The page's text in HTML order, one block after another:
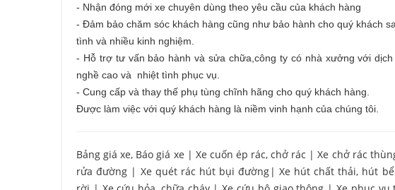
- Nhận đóng mới xe chuyên dùng theo yêu cầu của khách hàng
- Đảm bảo chăm sóc khách hàng cũng như bảo hành cho quý khách
tình và nhiều kinh nghiệm.
- Hỗ trợ tư vấn bảo hành và sửa chữa,công ty có nhà xưởng với
nghề cao và nhiệt tình phục vụ.
- Cung cấp và thay thế phụ tùng chĩnh hãng cho quý khách hàng.
Được làm việc với quý khách hàng là niềm vinh hạnh của chúng tôi.
Bảng giá xe, Báo giá xe | Xe cuốn ép rác, chở rác |Xe chở rác
rửa đường | Xe quét rác hút bụi đường | Xe hút chất thải, hút